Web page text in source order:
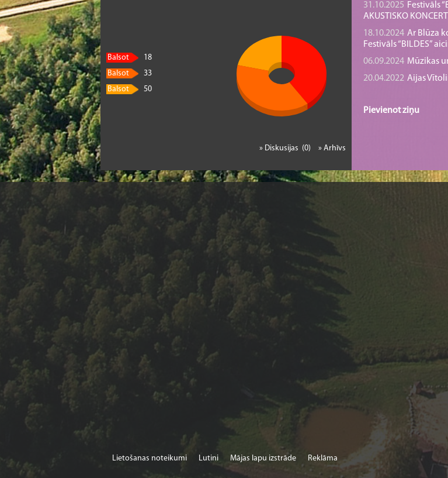
Balsot
18
Balsot
33
Balsot
50
» Arhīvs
» Diskusijas (0)
31.10.2025 Festivāls
AKUSTISKO
18.10.2024 Ar Blūza
Festivāls “BILDES”
06.09.2024 Mūzikas
20.04.2022 Aijas
Pievienot ziņu
Lietošanas noteikumi Lutini Mājas lapu izstrāde Reklāma